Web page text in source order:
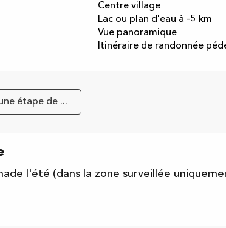
Centre village
Lac ou plan d'eau à -5 km
Vue panoramique
Itinéraire de randonnée
étape de ...
l'été (dans la zone surveillée